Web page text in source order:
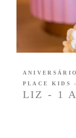
LIZ - 1
PLACE KIDS